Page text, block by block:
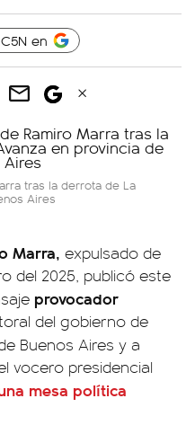
en
tras la derrota de La
Aires
Marra, expulsado de
del 2025, publicó este
provocador
del gobierno de
Buenos Aires y a
vocero presidencial
mesa política